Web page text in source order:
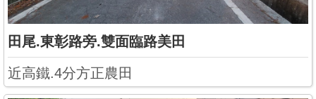
田尾.東彰路旁.雙面臨路美田
近高鐵.4分方正農田